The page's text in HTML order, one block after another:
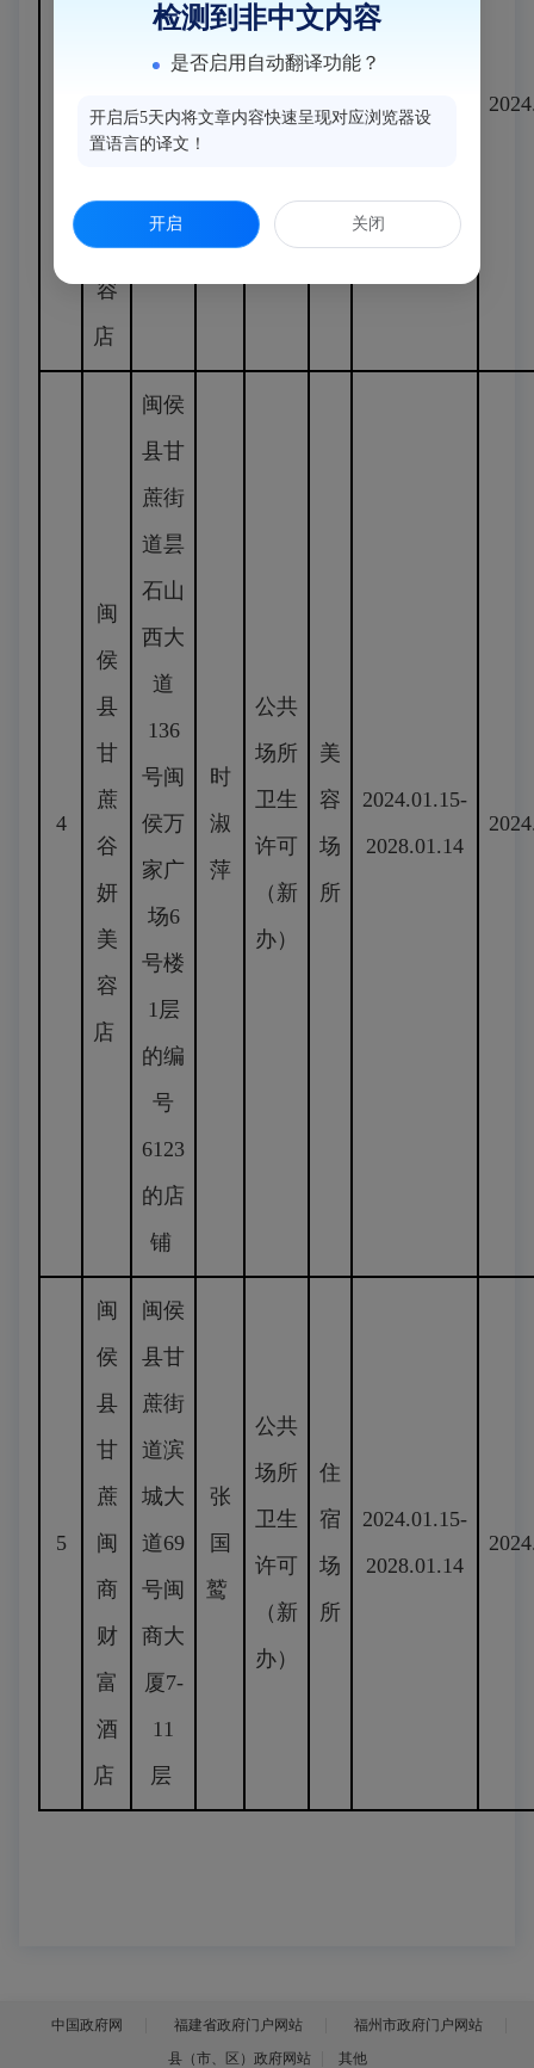
蓝
一
猫
美
容
店
口镇
新城
路
252
潘
机
场所
卫生
许可
办）
美
场
2028.01.11
4
闽
侯
县
甘
蔗
谷
妍
美
容
店
闽侯
县甘
蔗街
道昙
石山
西大
道
136
号闽
侯万
家广
场6
号楼
1层
的编
号
6123
的店
铺
时
淑
萍
公共
场所
卫生
许可
（新
办）
美
容
场
所
2024.01.15-
2028.01.14
5
闽
侯
县
甘
蔗
闽
商
财
富
酒
店
闽侯
县甘
蔗街
道滨
城大
道69
号闽
商大
厦7-
11
层
张
国
鹫
公共
场所
卫生
许可
（新
办）
住
宿
场
所
2024.01.15-
2028.01.14
中国政府网 福建省政府门户网站
福州市政府门户网站
县（市、区）政府网站
其他
检测到非中文内容
是否启用自动翻译功能？
开启后5天内将文章内容快速呈现对应浏览器设
置语言的译文！
开启 关闭